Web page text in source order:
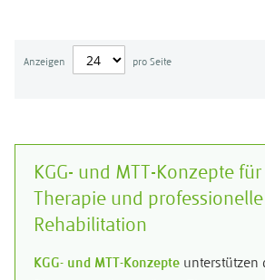
Anzeigen pro Seite
KGG- und MTT-Konzepte
Therapie und professionelle
Rehabilitation
KGG- und MTT-Konzepte unterstützen